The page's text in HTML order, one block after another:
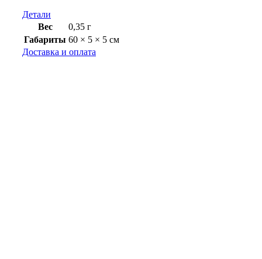
Детали
Вес
0,35 г
Габариты 60 × 5 × 5 см
Доставка и оплата